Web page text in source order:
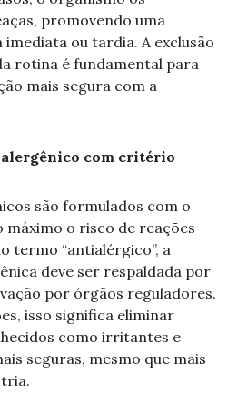
promovendo uma
ou tardia. A exclusão
rotina é fundamental para
mais segura com a
com critério
são formulados com o
o risco de reações
termo “antialérgico”, a
deve ser respaldada por
por órgãos reguladores.
isso significa eliminar
como irritantes e
seguras, mesmo que mais